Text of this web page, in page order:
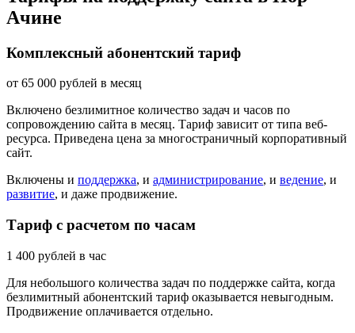
Ачине
Комплексный абонентский тариф
от 65 000 рублей в месяц
Включено безлимитное количество задач и часов по
сопровождению сайта в месяц. Тариф зависит от типа веб-
ресурса. Приведена цена за многостраничный корпоративный
сайт.
Включены и поддержка, и администрирование, и ведение, и
развитие, и даже продвижение.
Тариф с расчетом по часам
1 400 рублей в час
Для небольшого количества задач по поддержке сайта, когда
безлимитный абонентский тариф оказывается невыгодным.
Продвижение оплачивается отдельно.